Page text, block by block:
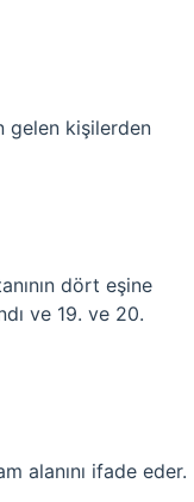
gelen kişilerden
ve 19. ve 20.
alanını ifade eder.